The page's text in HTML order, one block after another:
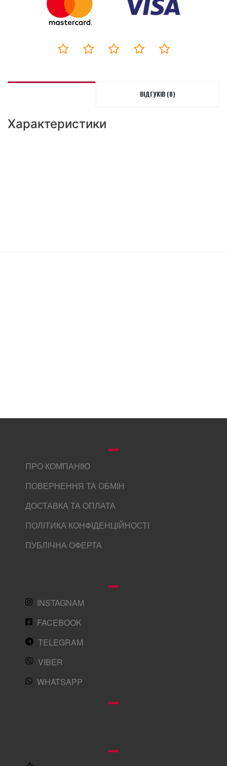
ВІДГУКІВ (0)
Характеристики
ПРО КОМПАНІЮ
ПОВЕРНЕННЯ ТА ОБМІН
ДОСТАВКА ТА ОПЛАТА
ПОЛІТИКА КОНФІДЕНЦІЙНОСТІ
ПУБЛІЧНА ОФЕРТА
INSTAGNAM
FACEBOOK
TELEGRAM
VIBER
WHATSAPP